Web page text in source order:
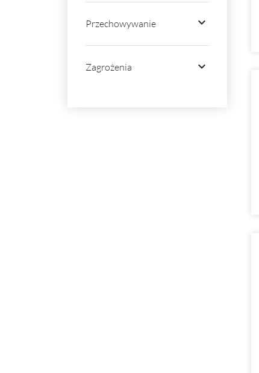
Przechowywanie 
Zagrożenia 